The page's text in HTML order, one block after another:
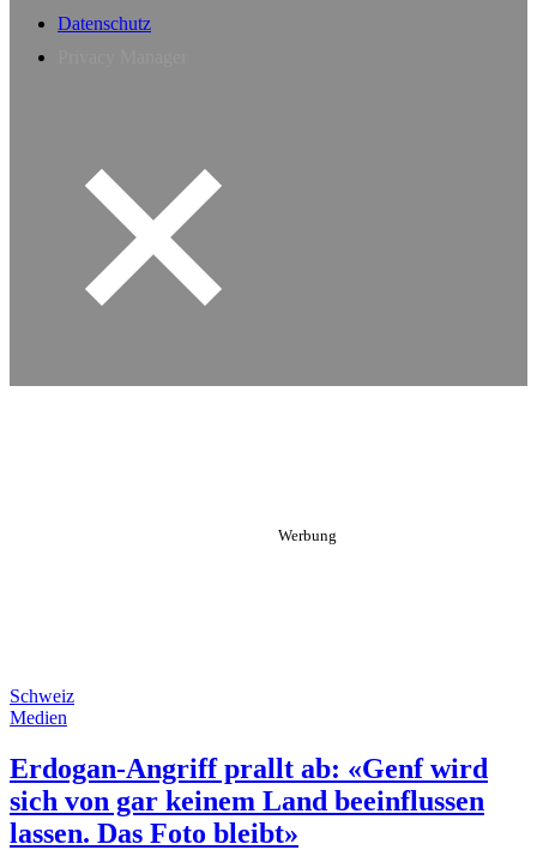
Datenschutz
Schweiz
Medien
Erdogan-Angriff prallt ab: «Genf wird
sich von gar keinem Land beeinflussen
lassen. Das Foto bleibt»